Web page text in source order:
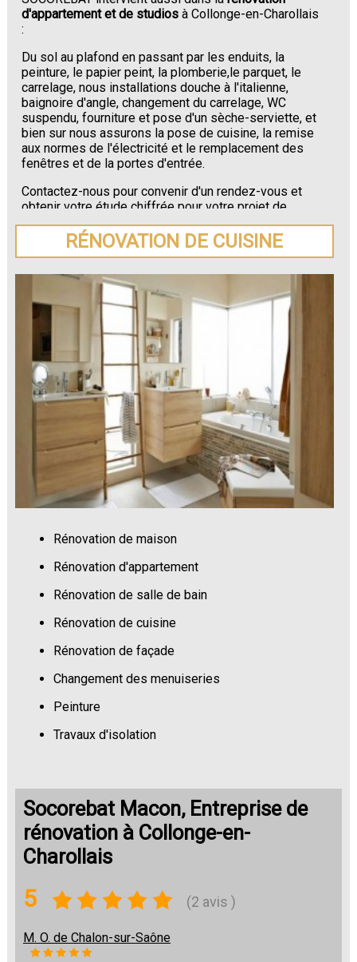
d'appartement et de studios à Collonge-en-Charollais
:
Du sol au plafond en passant par les enduits, la
peinture, le papier peint, la plomberie,le parquet, le
carrelage, nous installations douche à l'italienne,
baignoire d'angle, changement du carrelage, WC
suspendu, fourniture et pose d'un sèche-serviette, et
bien sur nous assurons la pose de cuisine, la remise
aux normes de l'électricité et le remplacement des
fenêtres et de la portes d'entrée.
Contactez-nous pour convenir d'un rendez-vous et
obtenir votre étude chiffrée pour votre projet de
rénovation de maison ou d'appartement près de
Collonge-en-Charollais.
RÉNOVATION DE CUISINE
Rénovation de maison
Rénovation d'appartement
Rénovation de salle de bain
Rénovation de cuisine
Rénovation de façade
Changement des menuiseries
Peinture
Travaux d'isolation
Socorebat Macon, Entreprise de
rénovation à Collonge-en-
Charollais
5 (2 avis )
M. O. de Chalon-sur-Saône